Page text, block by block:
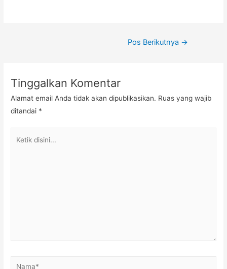
Pos Berikutnya →
Tinggalkan Komentar
Alamat email Anda tidak akan dipublikasikan. Ruas yang wajib
ditandai *